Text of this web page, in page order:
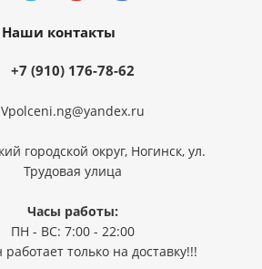
Наши контакты
+7 (910) 176-78-62
Vpolceni.ng@yandex.ru
городской округ, Ногинск, ул.
Трудовая улица
Часы работы:
ПН - ВС: 7:00 - 22:00
только на доставку!!!